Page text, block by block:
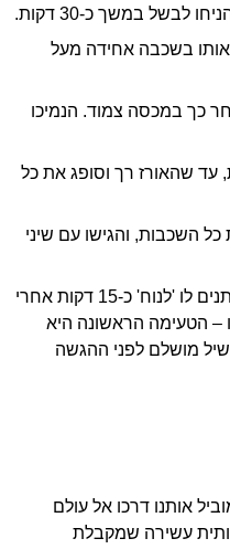
לבשל במשך כ-30 דקות.
אותו בשכבה אחידה מעל
כך במכסה צמוד. הנמיכו
נוספות, עד שהאורז רך וסופג את כל
השכבות, והגישו עם שיני
"הפלוב תמיד יוצא יותר טעים אם נותנים לו 'לנוח' כ-15 דקות אחרי
– הטעימה הראשונה היא
מושלם לפני ההגשה
אותנו דרכו אל עולם
עשירה שמקבלת